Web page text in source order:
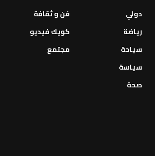
دولي
رياضة
سياحة
سياسة
صحة
فن و ثقافة
كويك فيديو
مجتمع